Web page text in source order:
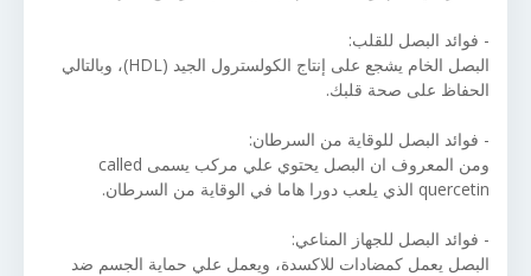
- فوائد البصل للقلب:
البصل الخام يشجع على إنتاج الكولسترول الجيد (HDL)، وبالتالي
الحفاظ على صحة قلبك.
- فوائد البصل للوقاية من السرطان:
ومن المعروف ان البصل يحتوي علي مركب يسمى called
quercetin الذي يلعب دورا هاما في الوقاية من السرطان.
- فوائد البصل للجهاز المناعي:
البصل يعمل كمضادات للاكسدة، ويعمل علي حماية الجسم ضد